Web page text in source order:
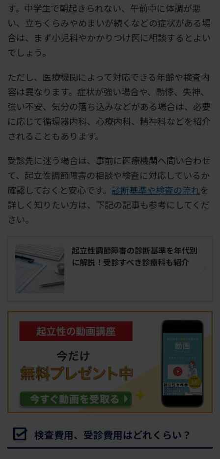
す。中学生で朝起きられない、午前中に体調が悪
い、立ちくらみやめまいが続くなどの症状がある場
合は、まず小児科やかかりつけ医に相談するとよい
でしょう。
ただし、医療機関によって対応できる年齢や検査内
容は異なります。症状が強い場合や、動悸、失神、
強い不安、気分の落ち込みなどがある場合は、必要
に応じて循環器内科、心療内科、精神科などを紹介
されることもあります。
受診先に迷う場合は、事前に医療機関へ問い合わせ
て、起立性調節障害の相談や検査に対応しているか
確認しておくと安心です。 診断基準や検査の流れを
詳しく知りたい方は、下記の記事も参考にしてくだ
さい。
起立性調節障害の診断基準を年代別
に解説！受診すべき診療科も紹介
検査費用、受診費用はどれくらい？